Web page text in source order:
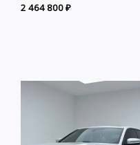
2 464 800₽